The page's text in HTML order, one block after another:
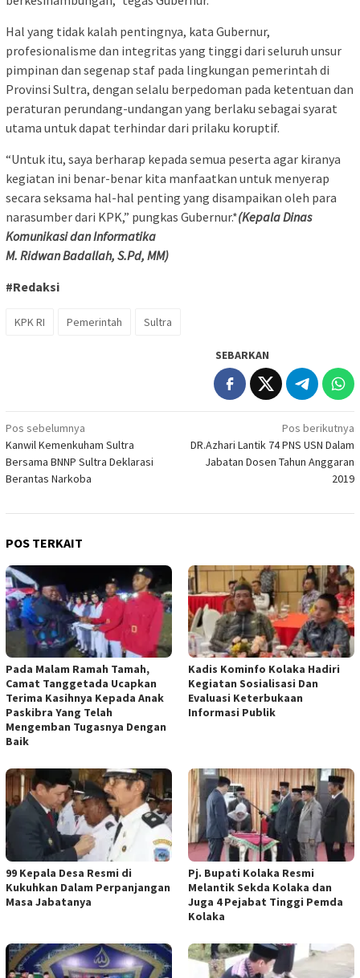
Hal yang tidak kalah pentingnya, kata Gubernur,
profesionalisme dan integritas yang tinggi dari seluruh unsur
pimpinan dan segenap staf pada lingkungan pemerintah di
Provinsi Sultra, dengan selalu berpedoman pada ketentuan dan
peraturan perundang-undangan yang berlaku sebagai syarat
utama untuk dapat terhindar dari prilaku koruptif.
“Untuk itu, saya berharap kepada semua peserta agar kiranya
kegiatan ini benar-benar kita manfaatkan untuk menyerap
secara seksama hal-hal penting yang disampaikan oleh para
narasumber dari KPK,” pungkas Gubernur.*(Kepala Dinas
Komunikasi dan Informatika
M. Ridwan Badallah, S.Pd, MM)
#Redaksi
KPK RI Pemerintah Sultra
SEBARKAN
Navigasi
pos
Pos sebelumnya
Kanwil Kemenkuham Sultra
Bersama BNNP Sultra Deklarasi
Berantas Narkoba
Pos berikutnya
DR.Azhari Lantik 74 PNS USN Dalam
Jabatan Dosen Tahun Anggaran
2019
POS TERKAIT
Pada Malam Ramah Tamah,
Camat Tanggetada Ucapkan
Terima Kasihnya Kepada Anak
Paskibra Yang Telah
Mengemban Tugasnya Dengan
Baik
Kadis Kominfo Kolaka Hadiri
Kegiatan Sosialisasi Dan
Evaluasi Keterbukaan
Informasi Publik
99 Kepala Desa Resmi di
Kukuhkan Dalam Perpanjangan
Masa Jabatanya
Pj. Bupati Kolaka Resmi
Melantik Sekda Kolaka dan
Juga 4 Pejabat Tinggi Pemda
Kolaka